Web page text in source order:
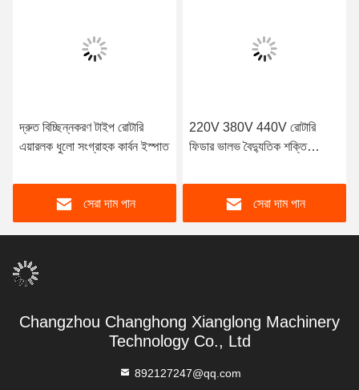
দ্রুত বিচ্ছিন্নকরণ টাইপ রোটারি
এয়ারলক ধুলো সংগ্রাহক কার্বন ইস্পাত
সেরা দাম পান
220V 380V 440V রোটারি
ফিডার ভালভ বৈদ্যুতিক শক্তি
সেরা দাম পান
Changzhou Changhong Xianglong Machinery
Technology Co., Ltd
892127247@qq.com